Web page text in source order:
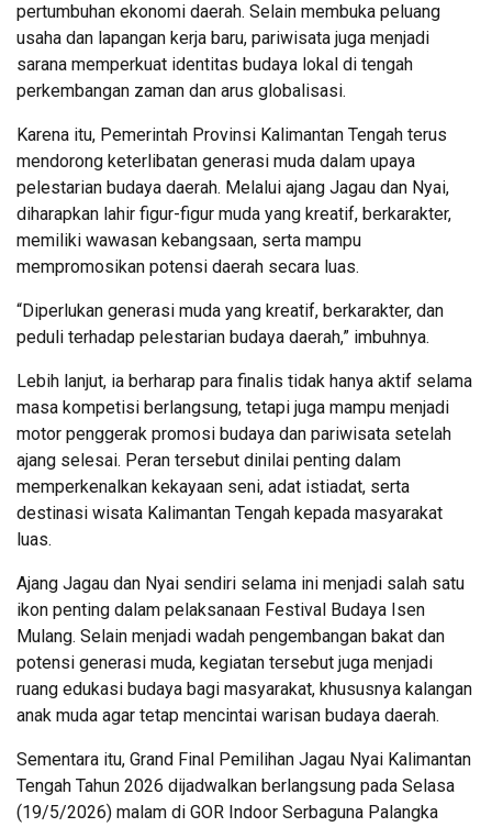
pertumbuhan ekonomi daerah. Selain membuka peluang
usaha dan lapangan kerja baru, pariwisata juga menjadi
sarana memperkuat identitas budaya lokal di tengah
perkembangan zaman dan arus globalisasi.
Karena itu, Pemerintah Provinsi Kalimantan Tengah terus
mendorong keterlibatan generasi muda dalam upaya
pelestarian budaya daerah. Melalui ajang Jagau dan Nyai,
diharapkan lahir figur-figur muda yang kreatif, berkarakter,
memiliki wawasan kebangsaan, serta mampu
mempromosikan potensi daerah secara luas.
“Diperlukan generasi muda yang kreatif, berkarakter, dan
peduli terhadap pelestarian budaya daerah,” imbuhnya.
Lebih lanjut, ia berharap para finalis tidak hanya aktif selama
masa kompetisi berlangsung, tetapi juga mampu menjadi
motor penggerak promosi budaya dan pariwisata setelah
ajang selesai. Peran tersebut dinilai penting dalam
memperkenalkan kekayaan seni, adat istiadat, serta
destinasi wisata Kalimantan Tengah kepada masyarakat
luas.
Ajang Jagau dan Nyai sendiri selama ini menjadi salah satu
ikon penting dalam pelaksanaan Festival Budaya Isen
Mulang. Selain menjadi wadah pengembangan bakat dan
potensi generasi muda, kegiatan tersebut juga menjadi
ruang edukasi budaya bagi masyarakat, khususnya kalangan
anak muda agar tetap mencintai warisan budaya daerah.
Sementara itu, Grand Final Pemilihan Jagau Nyai Kalimantan
Tengah Tahun 2026 dijadwalkan berlangsung pada Selasa
(19/5/2026) malam di GOR Indoor Serbaguna Palangka